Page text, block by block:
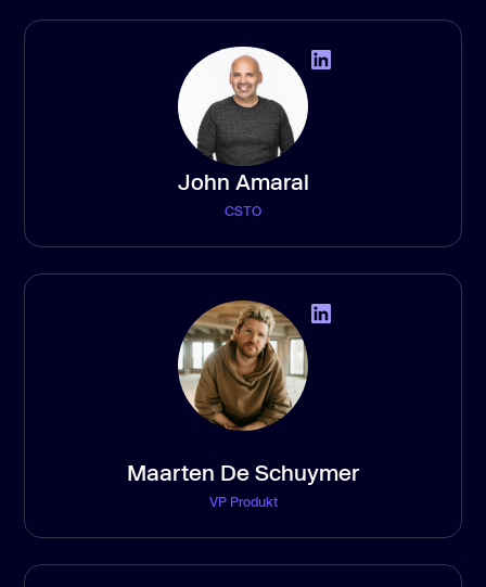
John Amaral
CSTO
Maarten De Schuymer
VP Produkt